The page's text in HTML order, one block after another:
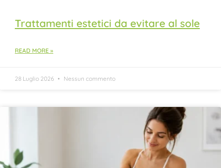
Trattamenti estetici da evitare al sole
READ MORE »
28 Luglio 2026 Nessun commento